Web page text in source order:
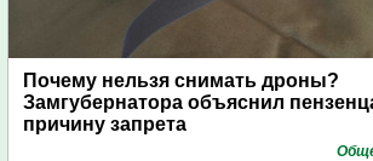
Почему нельзя снимать дроны?
Замгубернатора объяснил
причину запрета